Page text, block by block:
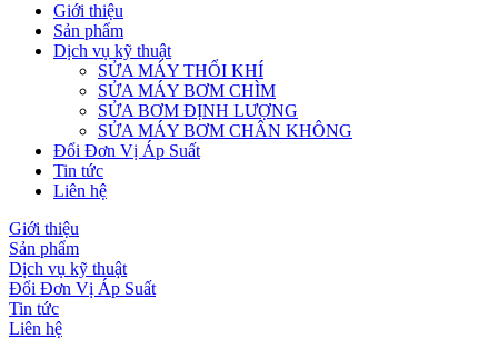
Giới thiệu
Sản phẩm
Dịch vụ kỹ thuật
SỬA MÁY THỔI KHÍ
SỬA MÁY BƠM CHÌM
SỬA BƠM ĐỊNH LƯỢNG
SỬA MÁY BƠM CHÂN KHÔNG
Đổi Đơn Vị Áp Suất
Tin tức
Liên hệ
Giới thiệu
Sản phẩm
Dịch vụ kỹ thuật
Đổi Đơn Vị Áp Suất
Tin tức
Liên hệ